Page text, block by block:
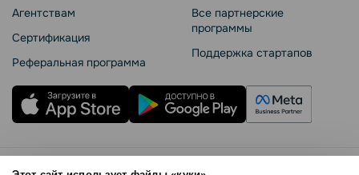
Агентствам
Сертификация
Реферальная программа
Все партнерские
программы
Поддержка стартапов
Правила использования